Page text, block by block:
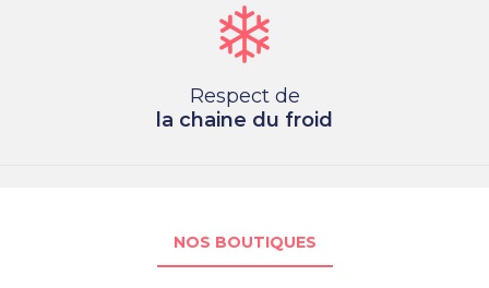
Respect de
la chaine du froid
NOS BOUTIQUES